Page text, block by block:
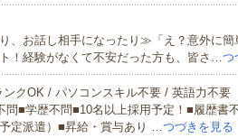
、お話し相手になったり≫「え？意外に簡
！経験がなくて不安だった方も、皆さ…つ
クOK / パソコンスキル不要 / 英語力不要
問■学歴不問■10名以上採用予定！■履歴書
定派遣）■昇給・賞与あり …つづきを見る